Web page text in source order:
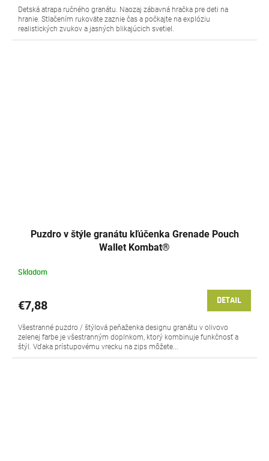
Detská atrapa ručného granátu. Naozaj zábavná hračka pre deti na
hranie. Stlačením rukoväte zaznie čas a počkajte na explóziu
realistických zvukov a jasných blikajúcich svetiel.
Puzdro v štýle granátu kľúčenka Grenade Pouch
Wallet Kombat®
Skladom
€7,88 DETAIL
Všestranné puzdro / štýlová peňaženka designu granátu v olivovo
zelenej farbe je všestranným doplnkom, ktorý kombinuje funkčnosť a
štýl. Vďaka prístupovému vrecku na zips môžete...